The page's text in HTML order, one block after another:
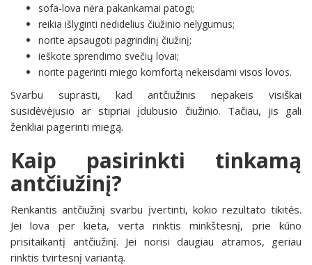
sofa-lova nėra pakankamai patogi;
reikia išlyginti nedidelius čiužinio nelygumus;
norite apsaugoti pagrindinį čiužinį;
ieškote sprendimo svečių lovai;
norite pagerinti miego komfortą nekeisdami visos lovos.
Svarbu suprasti, kad antčiužinis nepakeis visiškai
susidėvėjusio ar stipriai įdubusio čiužinio. Tačiau, jis gali
ženkliai pagerinti miegą.
Kaip pasirinkti tinkamą
antčiužinį?
Renkantis antčiužinį svarbu įvertinti, kokio rezultato tikitės.
Jei lova per kieta, verta rinktis minkštesnį, prie kūno
prisitaikantį antčiužinį. Jei norisi daugiau atramos, geriau
rinktis tvirtesnį variantą.